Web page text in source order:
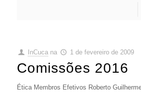
InCuca na 1 de fevereiro de 2009
Comissões 2016
Ética Membros Efetivos Roberto